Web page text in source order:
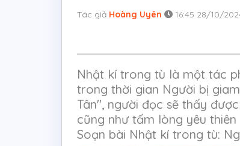
Tác giả Hoàng Uyên 16:45 28/10/
Nhật kí trong tù là một tác
trong thời gian Người bị
Tân", người đọc sẽ thấy
cũng như tấm lòng yêu
Soạn bài Nhật kí trong tù: